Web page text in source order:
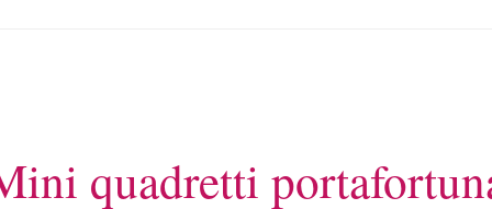
quadretti